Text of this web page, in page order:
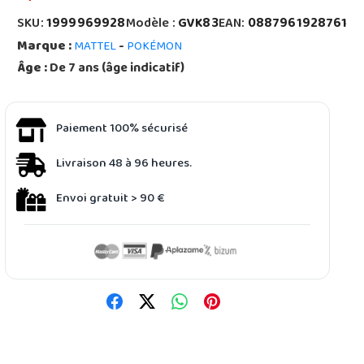
SKU:1999969928Modèle :GVK83EAN:0887961928761
Marque :MATTEL-POKÉMON
Âge :De 7 ans (âge indicatif)
Paiement 100% sécurisé
Livraison 48 à 96 heures.
Envoi gratuit > 90 €